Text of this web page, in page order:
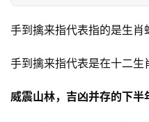
手到擒来指代表指的是生肖
手到擒来指代表是在十二
威震山林，吉凶并存的下半